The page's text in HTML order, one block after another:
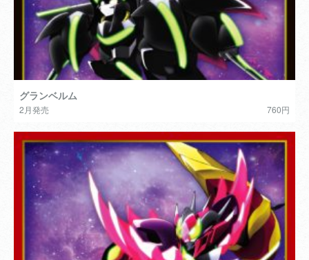
グランベルム
2月発売 760円